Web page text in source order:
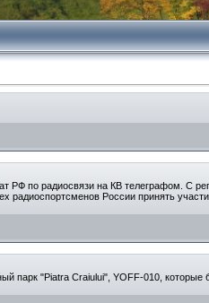
РФ по радиосвязи на КВ телеграфом. С
радиоспортсменов России принять
парк "Piatra Craiului", YOFF-010, которые